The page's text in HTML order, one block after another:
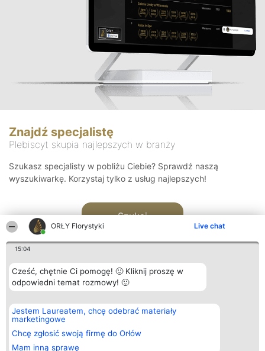
ORŁY Florystyki Live chat
15:04
Cześć, chętnie Ci pomogę! 🙂 Kliknij proszę w
odpowiedni temat rozmowy! 🙂
Jestem Laureatem, chcę odebrać materiały
marketingowe
Chcę zgłosić swoją firmę do Orłów
Mam inną sprawę
Znajdź specjalistę
Plebiscyt skupia najlepszych w branży
Szukasz specjalisty w pobliżu Ciebie? Sprawdź naszą
wyszukiwarkę. Korzystaj tylko z usług najlepszych!
Szukaj
Organizator plebiscytu
Bright Side Solutions sp. z o.
o. sp. k.
ul. Ruska 22
Wrocław 50-079
KRS 0000749100 | Regon
Plebiscyt
Laureaci
wszystkich
Laureatów
Kontakt
Kontakt